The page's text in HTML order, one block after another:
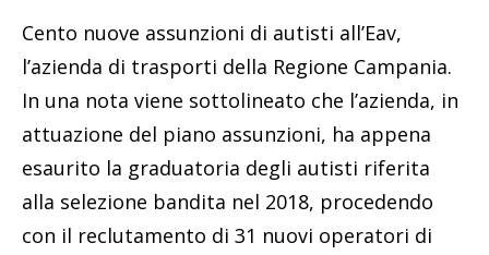
Cento nuove assunzioni di autisti all’Eav,
l’azienda di trasporti della Regione Campania.
In una nota viene sottolineato che l’azienda, in
attuazione del piano assunzioni, ha appena
esaurito la graduatoria degli autisti riferita
alla selezione bandita nel 2018, procedendo
con il reclutamento di 31 nuovi operatori di